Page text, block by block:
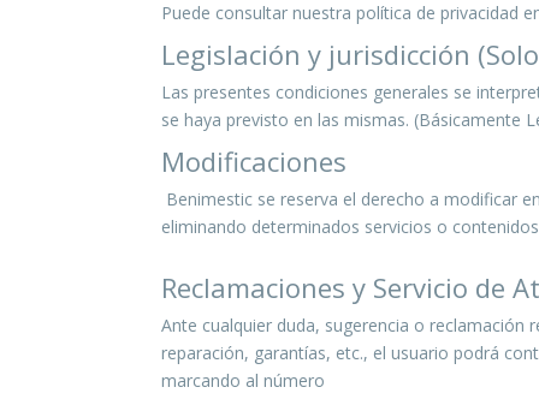
Puede consultar nuestra política de privacidad
Legislación y jurisdicción
Las presentes condiciones generales se
se haya previsto en las mismas. (Básicamente
Modificaciones
Benimestic se reserva el derecho a modificar
eliminando determinados servicios o
Reclamaciones y Servicio de
Ante cualquier duda, sugerencia o reclamación
reparación, garantías, etc., el usuario podrá
marcando al número